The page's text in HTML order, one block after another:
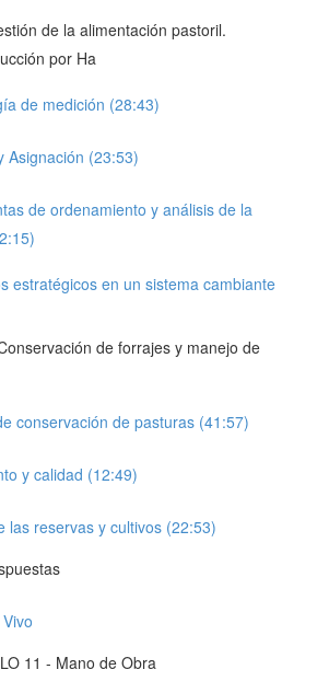
de la alimentación pastoril.
por Ha
de medición (28:43)
Asignación (23:53)
de ordenamiento y análisis de la
estratégicos en un sistema cambiante
de forrajes y manejo de
conservación de pasturas (41:57)
y calidad (12:49)
las reservas y cultivos (22:53)
11 - Mano de Obra